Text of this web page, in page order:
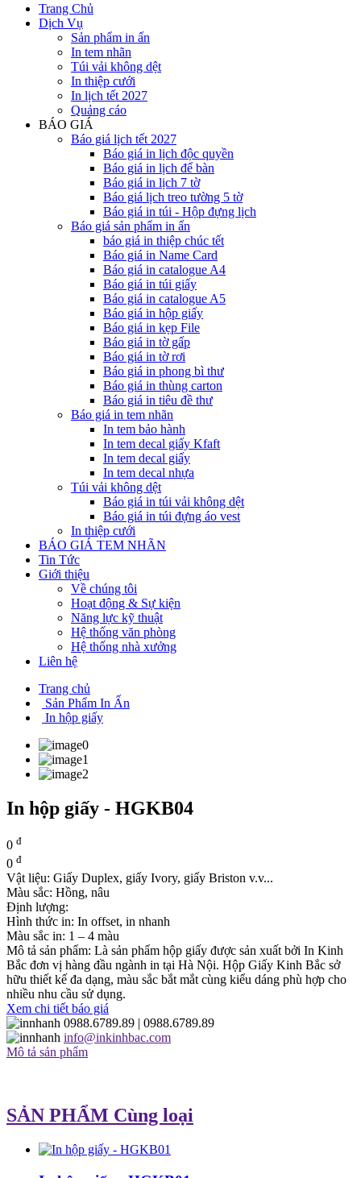
Trang Chủ
Dịch Vụ
Sản phẩm in ấn
In tem nhãn
Túi vải không dệt
In thiệp cưới
In lịch tết 2027
Quảng cáo
BÁO GIÁ
Báo giá lịch tết 2027
Báo giá in lịch độc quyền
Báo giá in lịch để bàn
Báo giá in lịch 7 tờ
Báo giá lịch treo tường 5 tờ
Báo giá in túi - Hộp đựng lịch
Báo giá sản phẩm in ấn
báo giá in thiệp chúc tết
Báo giá in Name Card
Báo giá in catalogue A4
Báo giá in túi giấy
Báo giá in catalogue A5
Báo giá in hộp giấy
Báo giá in kẹp File
Báo giá in tờ gấp
Báo giá in tờ rơi
Báo giá in phong bì thư
Báo giá in thùng carton
Báo giá in tiêu đề thư
Báo giá in tem nhãn
In tem bảo hành
In tem decal giấy Kfaft
In tem decal giấy
In tem decal nhựa
Túi vải không dệt
Báo giá in túi vải không dệt
Báo giá in túi đựng áo vest
In thiệp cưới
BÁO GIÁ TEM NHÃN
Tin Tức
Giới thiệu
Về chúng tôi
Hoạt động & Sự kiện
Năng lực kỹ thuật
Hệ thống văn phòng
Hệ thống nhà xưởng
Liên hệ
Trang chủ
Sản Phẩm In Ấn
In hộp giấy
In hộp giấy - HGKB04
0 đ
0 đ
Vật liệu: Giấy Duplex, giấy Ivory, giấy Briston v.v...
Màu sắc: Hồng, nâu
Định lượng:
Hình thức in: In offset, in nhanh
Màu sắc in: 1 – 4 màu
Mô tả sản phẩm: Là sản phẩm hộp giấy được sản xuất bởi In Kinh
Bắc đơn vị hàng đầu ngành in tại Hà Nội. Hộp Giấy Kinh Bắc sở
hữu thiết kế đa dạng, màu sắc bắt mắt cùng kiểu dáng phù hợp cho
nhiều nhu cầu sử dụng.
Xem chi tiết báo giá
0988.6789.89 | 0988.6789.89
info@inkinhbac.com
Mô tả sản phẩm
SẢN PHẨM Cùng loại